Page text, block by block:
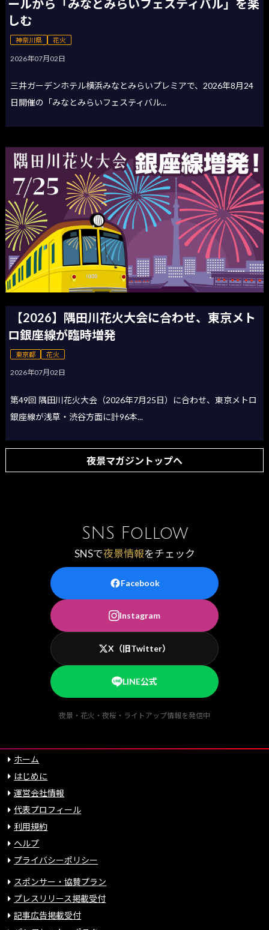
ールから「みなとみらいフェスティバル」を楽
しむ
神奈川県 花火
2026年07月02日
三井ガーデンホテル横浜みなとみらいプレミアで、2026年8月24
日開催の「みなとみらいフェスティバル...
【2026】隅田川花火大会に合わせ、東京メト
ロ銀座線が臨時増発
東京都 花火
2026年07月02日
第49回 隅田川花火大会（2026年7月25日）に合わせ、東京メトロ
銀座線が浅草・渋谷方面に計96本...
夜景マガジントップへ
SNS Follow
SNSで夜景情報をチェック
Facebook
Instagram
X（旧Twitter）
LINE公式
夜景・花火・夜桜・ライトアップ情報を発信中
ホーム
はじめに
運営会社情報
代表プロフィール
利用規約
ヘルプ
プライバシーポリシー
スポンサー・協賛プラン
プレスリリース掲載受付
記事広告掲載受付